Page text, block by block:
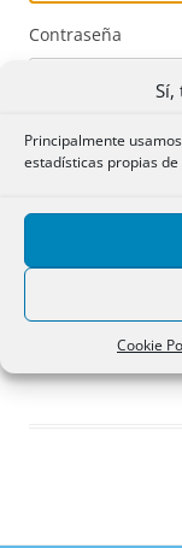
Sí,
Principalmente
estadísticas propias de
Cookie
Contraseña
Acceder
Registro
¿Has